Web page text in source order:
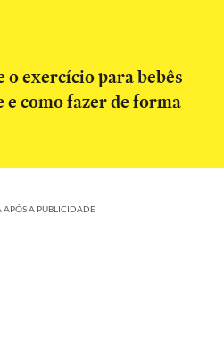
exercício para bebês
como fazer de forma
A PUBLICIDADE